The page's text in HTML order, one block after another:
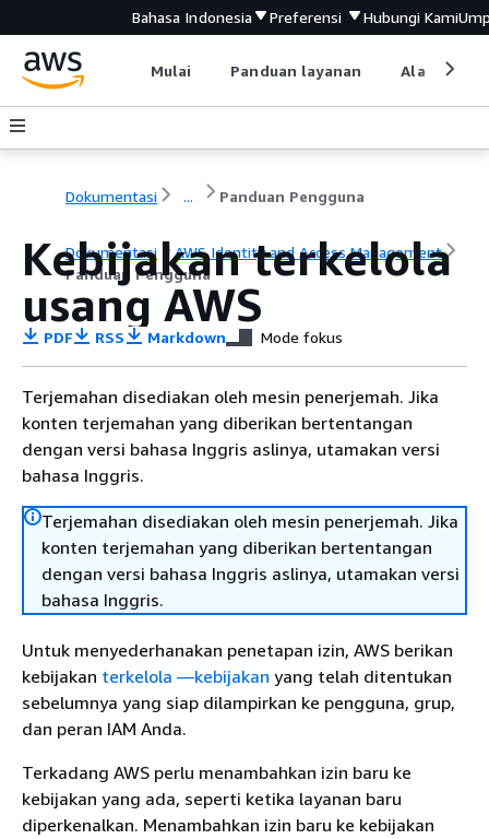
Bahasa Indonesia Preferensi Hubungi Kami
Mulai Panduan layanan Alat
Dokumentasi ... Panduan Pengguna
Dokumentasi
AWS Identity and Access Management
Panduan Pengguna
Kebijakan terkelola
usang AWS
PDF RSS Markdown Mode fokus
Terjemahan disediakan oleh mesin penerjemah. Jika
konten terjemahan yang diberikan bertentangan
dengan versi bahasa Inggris aslinya, utamakan versi
bahasa Inggris.
Terjemahan disediakan oleh mesin penerjemah. Jika
konten terjemahan yang diberikan bertentangan
dengan versi bahasa Inggris aslinya, utamakan versi
bahasa Inggris.
Untuk menyederhanakan penetapan izin, AWS berikan
kebijakan terkelola —kebijakan yang telah ditentukan
sebelumnya yang siap dilampirkan ke pengguna, grup,
dan peran IAM Anda.
Terkadang AWS perlu menambahkan izin baru ke
kebijakan yang ada, seperti ketika layanan baru
diperkenalkan. Menambahkan izin baru ke kebijakan